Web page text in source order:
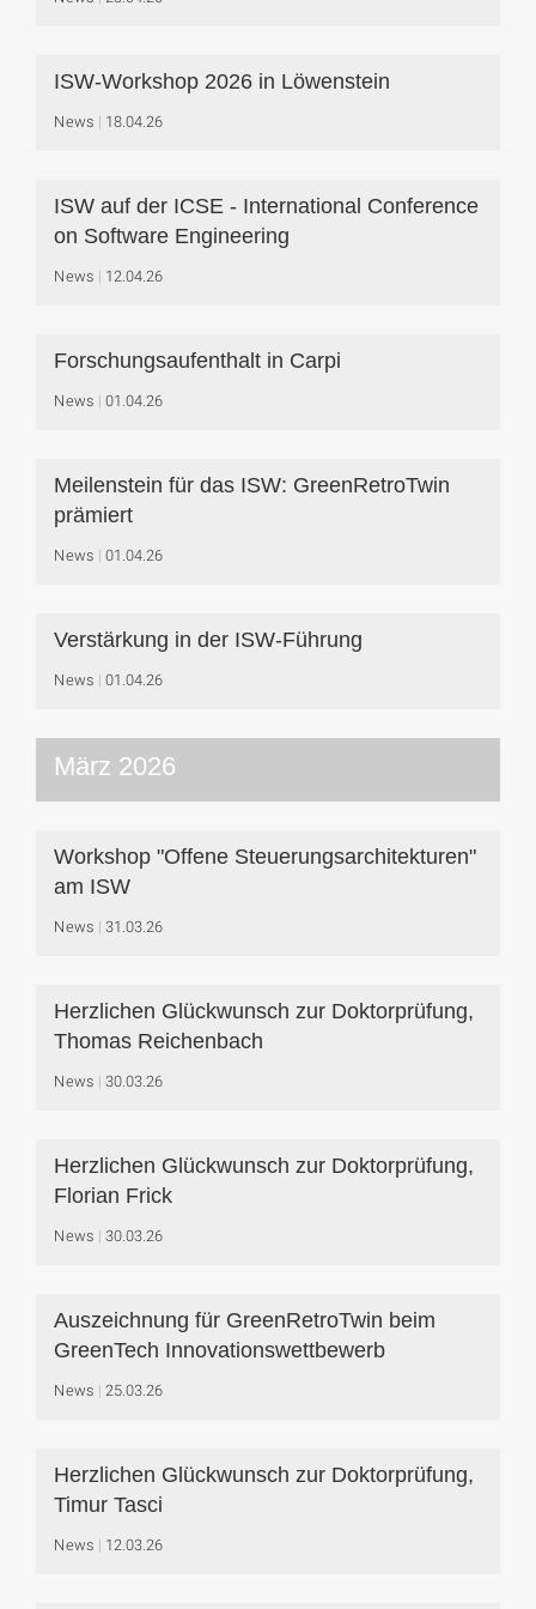
ISW-Workshop 2026 in Löwenstein
News 18.04.26
ISW auf der ICSE - International Conference
on Software Engineering
News 12.04.26
Forschungsaufenthalt in Carpi
News 01.04.26
Meilenstein für das ISW: GreenRetroTwin
prämiert
News 01.04.26
Verstärkung in der ISW-Führung
News 01.04.26
März 2026
Workshop "Offene Steuerungsarchitekturen"
am ISW
News 31.03.26
Herzlichen Glückwunsch zur Doktorprüfung,
Thomas Reichenbach
News 30.03.26
Herzlichen Glückwunsch zur Doktorprüfung,
Florian Frick
News 30.03.26
Auszeichnung für GreenRetroTwin beim
GreenTech Innovationswettbewerb
News 25.03.26
Herzlichen Glückwunsch zur Doktorprüfung,
Timur Tasci
News 12.03.26